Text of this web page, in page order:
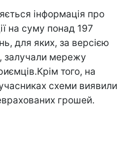
інформація про
на суму понад 197
для яких, за версією
залучали мережу
того, на
схеми виявили
грошей.